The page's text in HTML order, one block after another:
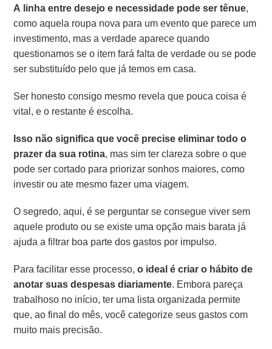
A linha entre desejo e necessidade pode ser tênue,
como aquela roupa nova para um evento que parece um
investimento, mas a verdade aparece quando
questionamos se o item fará falta de verdade ou se pode
ser substituído pelo que já temos em casa.
Ser honesto consigo mesmo revela que pouca coisa é
vital, e o restante é escolha.
Isso não significa que você precise eliminar todo o
prazer da sua rotina, mas sim ter clareza sobre o que
pode ser cortado para priorizar sonhos maiores, como
investir ou ate mesmo fazer uma viagem.
O segredo, aqui, é se perguntar se consegue viver sem
aquele produto ou se existe uma opção mais barata já
ajuda a filtrar boa parte dos gastos por impulso.
Para facilitar esse processo,o ideal é criar o hábito de
anotar suas despesas diariamente. Embora pareça
trabalhoso no início, ter uma lista organizada permite
que, ao final do mês, você categorize seus gastos com
muito mais precisão.